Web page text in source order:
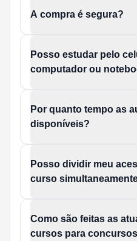
A compra é segura?
Posso estudar pelo
computador ou
Por quanto tempo as
disponíveis?
Posso dividir meu
curso
Como são feitas as
cursos para